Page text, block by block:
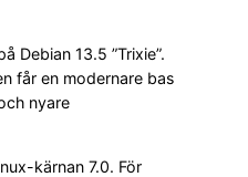
Debian 13.5 ”Trixie”.
får en modernare bas
nyare
kärnan 7.0. För